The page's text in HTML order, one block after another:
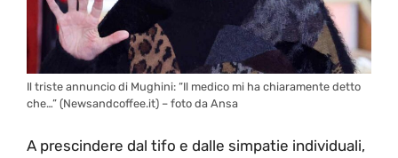
Il triste annuncio di Mughini: “Il medico mi ha chiaramente detto
che…” (Newsandcoffee.it) – foto da Ansa
A prescindere dal tifo e dalle simpatie individuali,